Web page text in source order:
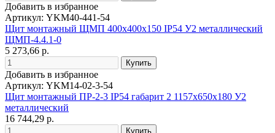
Добавить в избранное
Артикул: YKM40-441-54
Щит монтажный ЩМП 400х400х150 IP54 У2 металлический
ЩМП-4.4.1-0
5 273,66 р.
Добавить в избранное
Артикул: YKM14-02-3-54
Щит монтажный ПР-2-3 IP54 габарит 2 1157х650х180 У2
металлический
16 744,29 р.